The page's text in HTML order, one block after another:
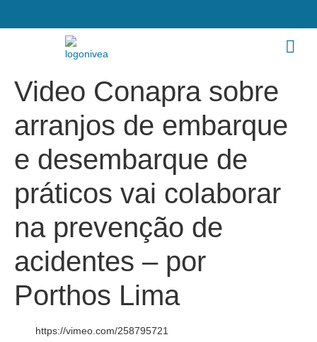
Video Conapra sobre
arranjos de embarque
e desembarque de
práticos vai colaborar
na prevenção de
acidentes – por
Porthos Lima
https://vimeo.com/258795721